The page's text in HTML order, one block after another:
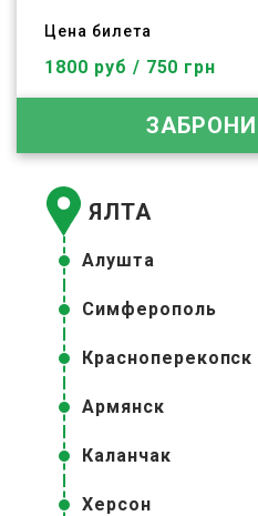
Цена билета
1800 руб / 750 грн
ЯЛТА
Алушта
Симферополь
Красноперекопск
Армянск
Каланчак
Херсон